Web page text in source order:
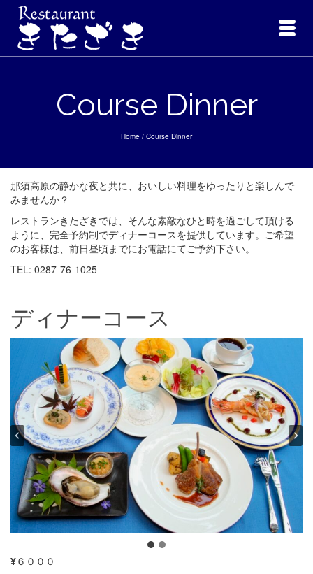
Course Dinner
Home / Course Dinner
那須高原の静かな夜と共に、おいしい料理をゆったりと楽しんで
みませんか？
レストランきたざきでは、そんな素敵なひと時を過ごして頂ける
ように、完全予約制でディナーコースを提供しています。ご希望
のお客様は、前日昼頃までにお電話にてご予約下さい。
TEL: 0287-76-1025
ディナーコース
¥６０００